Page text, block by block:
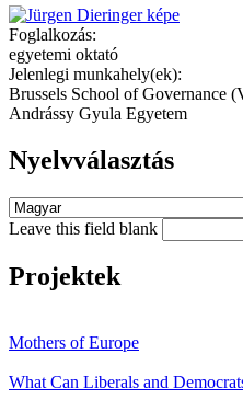
Foglalkozás:
egyetemi oktató
Jelenlegi munkahely(ek):
Brussels School of Governance
Andrássy Gyula Egyetem
Nyelvválasztás
Leave this field blank
Projektek
Mothers of Europe
What Can Liberals and